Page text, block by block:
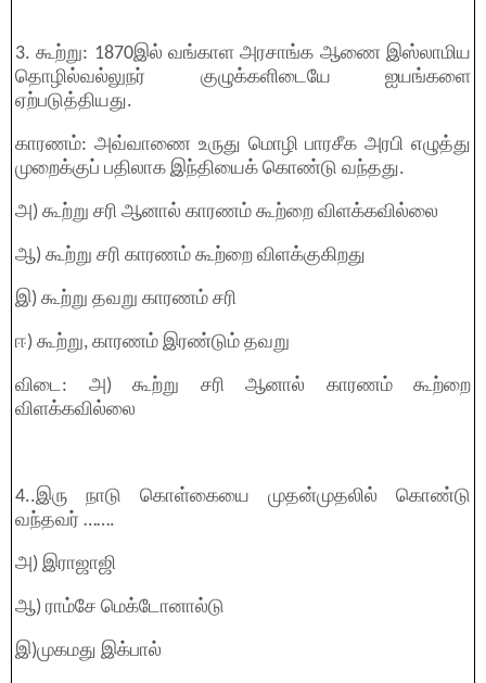
3. கூற்று: 1870இல் வங்காள அரசாங்க ஆணை இஸ்லாமிய
தொழில்வல்லுநர் குழுக்களிடையே ஐயங்களை
ஏற்படுத்தியது.
காரணம்: அவ்வாணை உருது மொழி பாரசீக அரபி எழுத்து
முறைக்குப் பதிலாக இந்தியைக் கொண்டு வந்தது.
அ) கூற்று சரி ஆனால் காரணம் கூற்றை விளக்கவில்லை
ஆ) கூற்று சரி காரணம் கூற்றை விளக்குகிறது
இ) கூற்று தவறு காரணம் சரி
ஈ) கூற்று, காரணம் இரண்டும் தவறு
விடை: அ) கூற்று சரி ஆனால் காரணம் கூற்றை
விளக்கவில்லை
4..இரு நாடு கொள்கையை முதன்முதலில் கொண்டு
வந்தவர் …….
அ) இராஜாஜி
ஆ) ராம்சே மெக்டோனால்டு
இ)முகமது இக்பால்